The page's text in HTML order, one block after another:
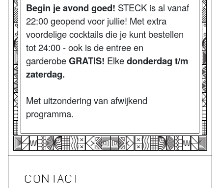
Begin je avond goed! STECK is al vanaf
22:00 geopend voor jullie! Met extra
voordelige cocktails die je kunt bestellen
tot 24:00 - ook is de entree en
garderobeGRATIS! Elkedonderdag t/m
zaterdag.
Met uitzondering van afwijkend
programma.
CONTACT